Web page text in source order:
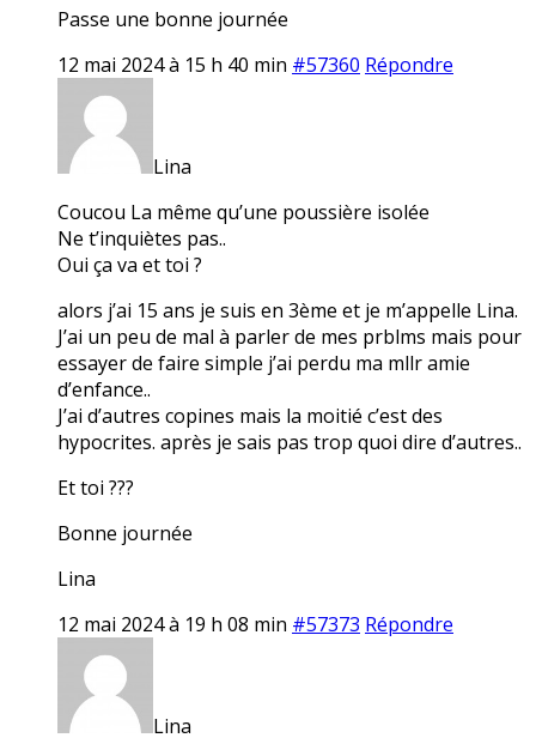
Passe une bonne journée
12 mai 2024 à 15 h 40 min #57360 Répondre
Lina
Coucou La même qu’une poussière isolée
Ne t’inquiètes pas..
Oui ça va et toi ?
alors j’ai 15 ans je suis en 3ème et je m’appelle Lina.
J’ai un peu de mal à parler de mes prblms mais pour
essayer de faire simple j’ai perdu ma mllr amie
d’enfance..
J’ai d’autres copines mais la moitié c’est des
hypocrites. après je sais pas trop quoi dire d’autres..
Et toi ???
Bonne journée
Lina
12 mai 2024 à 19 h 08 min #57373 Répondre
Lina